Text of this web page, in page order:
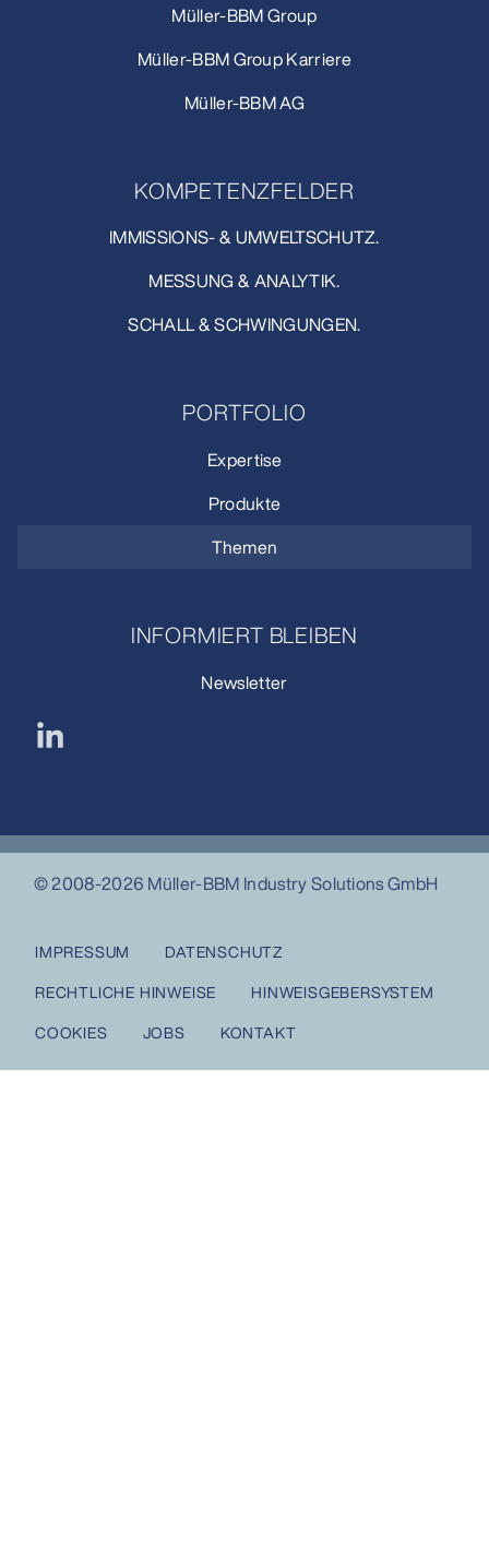
Müller-BBM Group
Müller-BBM Group Karriere
Müller-BBM AG
KOMPETENZFELDER
IMMISSIONS- & UMWELTSCHUTZ.
MESSUNG & ANALYTIK.
SCHALL & SCHWINGUNGEN.
PORTFOLIO
Expertise
Produkte
Themen
INFORMIERT BLEIBEN
Newsletter
© 2008-2026 Müller-BBM Industry Solutions GmbH
IMPRESSUM
DATENSCHUTZ
RECHTLICHE HINWEISE
HINWEISGEBERSYSTEM
COOKIES
JOBS KONTAKT